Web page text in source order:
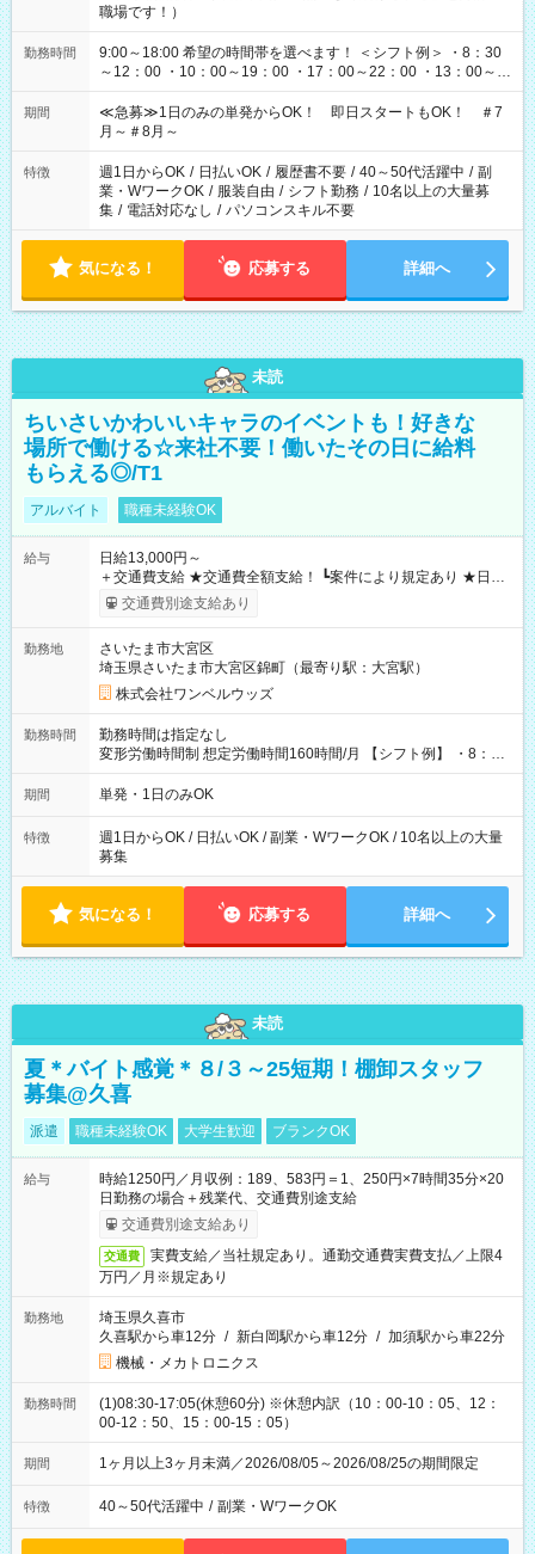
職場です！）
勤務時間
9:00～18:00 希望の時間帯を選べます！ ＜シフト例＞ ・8：30
～12：00 ・10：00～19：00 ・17：00～22：00 ・13：00～
22：00 ・22：00～翌6：00 など
期間
≪急募≫1日のみの単発からOK！ 即日スタートもOK！ ＃7
月～＃8月～
特徴 週1日からOK / 日払いOK / 履歴書不要 / 40～50代活躍中 / 副
業・WワークOK / 服装自由 / シフト勤務 / 10名以上の大量募
集 / 電話対応なし / パソコンスキル不要
気になる！ 応募する 詳細へ
未読
ちいさいかわいいキャラのイベントも！好きな
場所で働ける☆来社不要！働いたその日に給料
もらえる◎/T1
アルバイト 職種未経験OK
給与
日給13,000円～
＋交通費支給 ★交通費全額支給！ ┗案件により規定あり ★日払
いOK！（規定あり） ┗働いたその日に現金GET♪ お仕事後はコ
ンビニATMから 日払い分を引き落とせます！ 【試用期間】試
交通費別途支給あり
勤務地
さいたま市大宮区
埼玉県さいたま市大宮区錦町（最寄り駅：大宮駅）
株式会社ワンベルウッズ
勤務時間
勤務時間は指定なし
変形労働時間制 想定労働時間160時間/月 【シフト例】 ・8：00
～21：00
期間 単発・1日のみOK
特徴
週1日からOK / 日払いOK / 副業・WワークOK / 10名以上の大量
募集
気になる！ 応募する 詳細へ
未読
夏＊バイト感覚＊８/３～25短期！棚卸スタッフ
募集@久喜
派遣 職種未経験OK 大学生歓迎 ブランクOK
給与
時給1250円／月収例：189、583円＝1、250円×7時間35分×20
日勤務の場合＋残業代、交通費別途支給
交通費別途支給あり
交通費
実費支給／当社規定あり。通勤交通費実費支払／上限4
万円／月※規定あり
勤務地
埼玉県久喜市
久喜駅から車12分 / 新白岡駅から車12分 / 加須駅から車22分
機械・メカトロニクス
勤務時間
(1)08:30-17:05(休憩60分) ※休憩内訳（10：00-10：05、12：
00-12：50、15：00-15：05）
期間 1ヶ月以上3ヶ月未満／2026/08/05～2026/08/25の期間限定
特徴 40～50代活躍中 / 副業・WワークOK